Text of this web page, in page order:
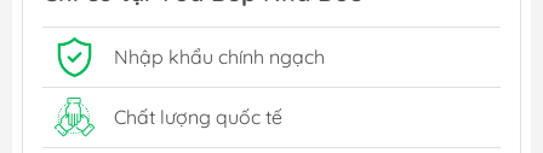
Nhập khẩu chính ngạch
Chất lượng quốc tế